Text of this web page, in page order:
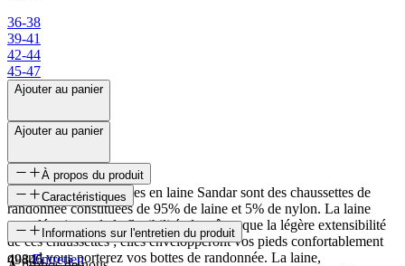
36-38
39-41
42-44
45-47
Ajouter au panier
Ajouter au panier
À propos du produit
Les chaussettes tricotées en laine Sandar sont des chaussettes de
randonnée constituées de 95% de laine et 5% de nylon. La laine
torsadée ajoute de la flexibilité, de même que la légère extensibilité
de ces chaussettes ; elles envelopperont vos pieds confortablement
quand vous porterez vos bottes de randonnée. La laine,
Caractéristiques
SKU
49845
Informations sur l'entretien du produit
Entretien